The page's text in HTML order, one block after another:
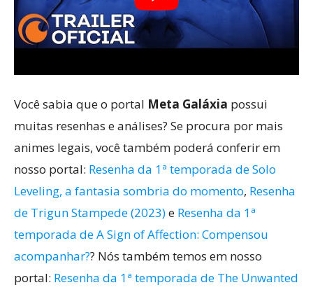
Você sabia que o portal Meta Galáxia possui
muitas resenhas e análises? Se procura por mais
animes legais, você também poderá conferir em
nosso portal: Resenha da 1ª temporada de Solo
Leveling, a fantasia sombria do momento, Resenha
de Trigun Stampede (2023)e Resenha da 1ª
temporada de A Sign of Affection: Compensou
acompanhar?? Nós também temos em nosso
portal: Resenha da 1ª temporada de The Unwanted